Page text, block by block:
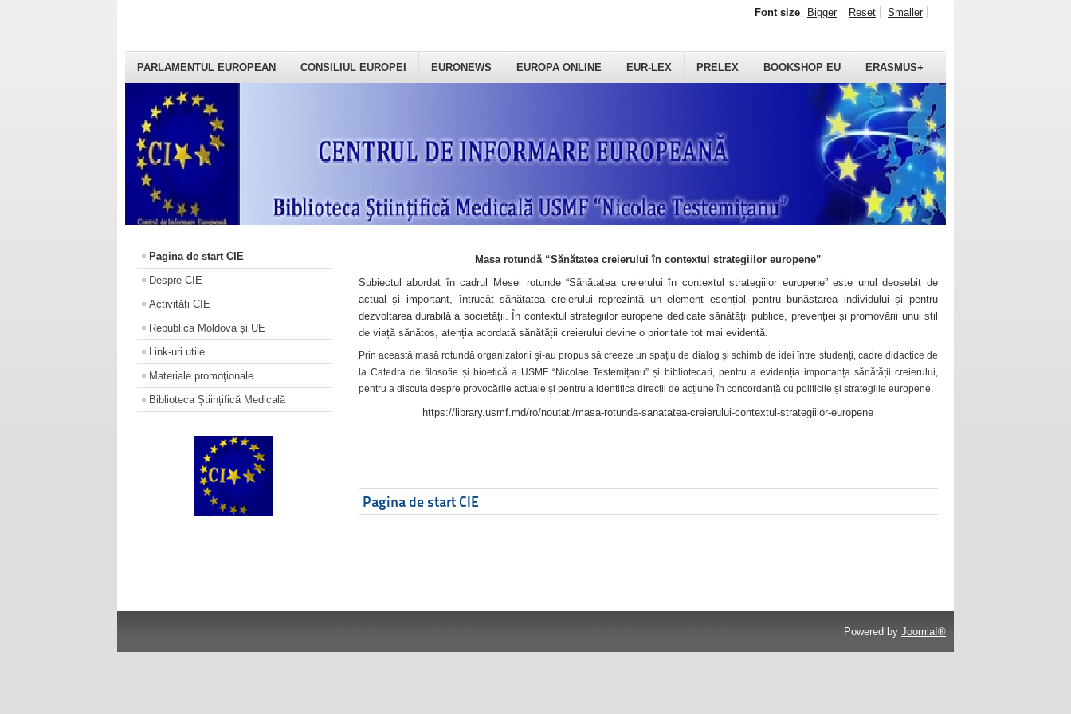
PARLAMENTUL EUROPEAN CONSILIUL EUROPEI EURONEWS EUROPA ONLINE EUR-LEX PRELEX BOOKSHOP EU ERASMUS+
Font size Bigger Reset Smaller
Pagina de start CIE
Despre CIE
Activități CIE
Republica Moldova și UE
Link-uri utile
Materiale promoţionale
Biblioteca Științifică Medicală
Masa rotundă “Sănătatea creierului în contextul strategiilor europene”
Subiectul abordat în cadrul Mesei rotunde “Sănătatea creierului în contextul strategiilor europene” este unul deosebit de
actual și important, întrucât sănătatea creierului reprezintă un element esențial pentru bunăstarea individului și pentru
dezvoltarea durabilă a societății. În contextul strategiilor europene dedicate sănătății publice, prevenției și promovării unui stil
de viață sănătos, atenția acordată sănătății creierului devine o prioritate tot mai evidentă.
Prin această masă rotundă organizatorii şi-au propus să creeze un spațiu de dialog și schimb de idei între studenți, cadre didactice de
la Catedra de filosofie și bioetică a USMF “Nicolae Testemițanu” și bibliotecari, pentru a evidenția importanța sănătății creierului,
pentru a discuta despre provocările actuale și pentru a identifica direcții de acțiune în concordanță cu politicile și strategiile europene.
https://library.usmf.md/ro/noutati/masa-rotunda-sanatatea-creierului-contextul-strategiilor-europene
Pagina de start CIE
Powered by Joomla!®